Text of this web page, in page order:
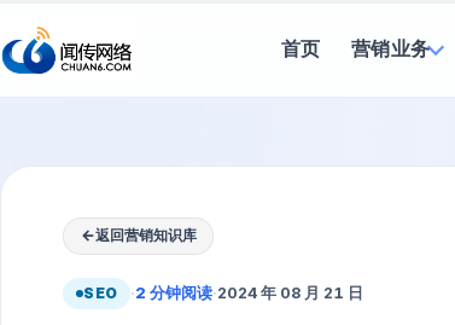
首页 营销业务
←返回营销知识库
SEO ·2 分钟阅读·2024 年 08 月 21 日